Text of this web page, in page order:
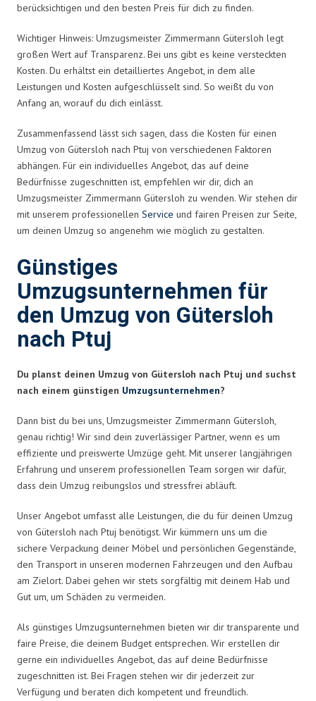
berücksichtigen und den besten Preis für dich zu finden.
Wichtiger Hinweis: Umzugsmeister Zimmermann Gütersloh legt
großen Wert auf Transparenz. Bei uns gibt es keine versteckten
Kosten. Du erhältst ein detailliertes Angebot, in dem alle
Leistungen und Kosten aufgeschlüsselt sind. So weißt du von
Anfang an, worauf du dich einlässt.
Zusammenfassend lässt sich sagen, dass die Kosten für einen
Umzug von Gütersloh nach Ptuj von verschiedenen Faktoren
abhängen. Für ein individuelles Angebot, das auf deine
Bedürfnisse zugeschnitten ist, empfehlen wir dir, dich an
Umzugsmeister Zimmermann Gütersloh zu wenden. Wir stehen dir
mit unserem professionellen Service und fairen Preisen zur Seite,
um deinen Umzug so angenehm wie möglich zu gestalten.
Günstiges
Umzugsunternehmen für
den Umzug von Gütersloh
nach Ptuj
Du planst deinen Umzug von Gütersloh nach Ptuj und suchst
nach einem günstigen Umzugsunternehmen?
Dann bist du bei uns, Umzugsmeister Zimmermann Gütersloh,
genau richtig! Wir sind dein zuverlässiger Partner, wenn es um
effiziente und preiswerte Umzüge geht. Mit unserer langjährigen
Erfahrung und unserem professionellen Team sorgen wir dafür,
dass dein Umzug reibungslos und stressfrei abläuft.
Unser Angebot umfasst alle Leistungen, die du für deinen Umzug
von Gütersloh nach Ptuj benötigst. Wir kümmern uns um die
sichere Verpackung deiner Möbel und persönlichen Gegenstände,
den Transport in unseren modernen Fahrzeugen und den Aufbau
am Zielort. Dabei gehen wir stets sorgfältig mit deinem Hab und
Gut um, um Schäden zu vermeiden.
Als günstiges Umzugsunternehmen bieten wir dir transparente und
faire Preise, die deinem Budget entsprechen. Wir erstellen dir
gerne ein individuelles Angebot, das auf deine Bedürfnisse
zugeschnitten ist. Bei Fragen stehen wir dir jederzeit zur
Verfügung und beraten dich kompetent und freundlich.